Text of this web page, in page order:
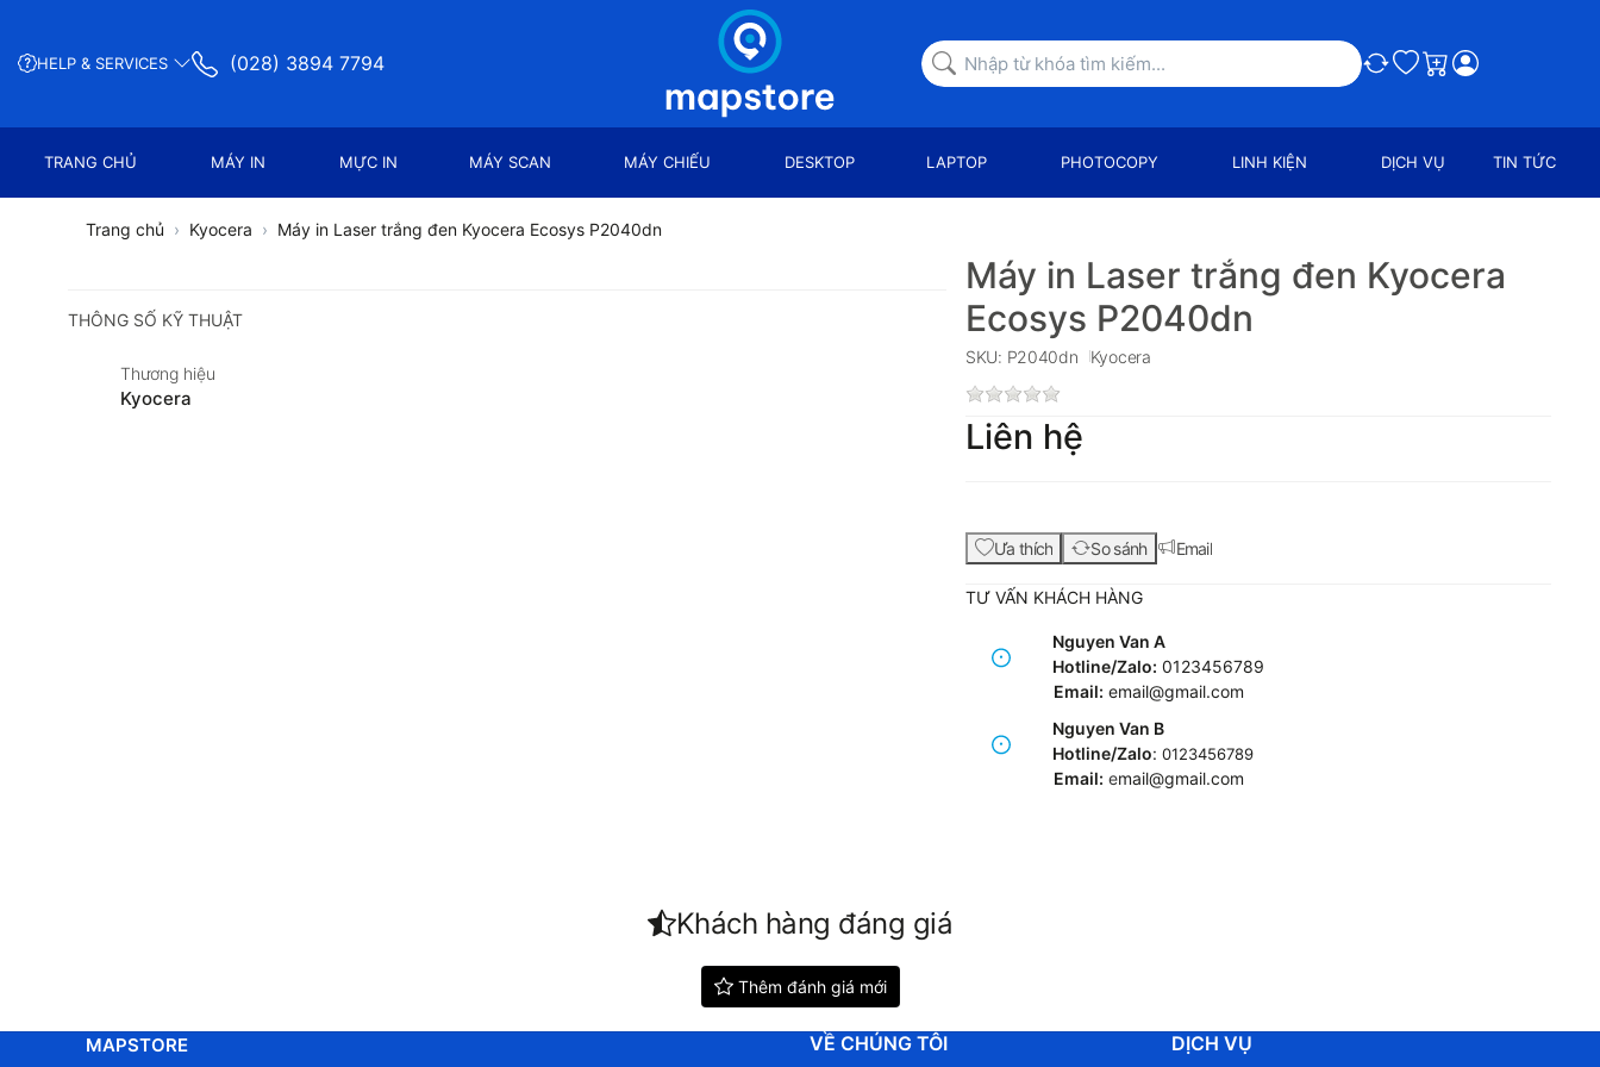
HELP & SERVICES (028) 3894 7794 So sánh
Ưa thích
Giỏ hàng
TRANG CHỦ MÁY IN MỰC IN MÁY SCAN MÁY CHIẾU DESKTOP LAPTOP PHOTOCOPY LINH KIỆN DỊCH VỤ TIN TỨC
Trang chủ Kyocera Máy in Laser trắng đen Kyocera Ecosys P2040dn
THÔNG SỐ KỸ THUẬT
Thương hiệu
Kyocera
Máy in Laser trắng đen Kyocera
Ecosys P2040dn
SKU: P2040dn Kyocera
Liên hệ
Ưa thích So sánh Email
TƯ VẤN KHÁCH HÀNG
Nguyen Van A
Hotline/Zalo: 0123456789
Email: email@gmail.com
Nguyen Van B
Hotline/Zalo: 0123456789
Email: email@gmail.com
Khách hàng đáng giá
Thêm đánh giá mới
MAPSTORE VỀ CHÚNG TÔI DỊCH VỤ